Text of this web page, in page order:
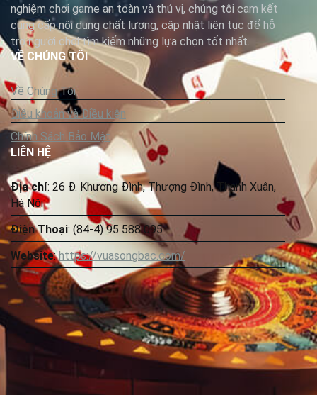
nghiệm chơi game an toàn và thú vị, chúng tôi cam kết
cung cấp nội dung chất lượng, cập nhật liên tục để hỗ
trợ người chơi tìm kiếm những lựa chọn tốt nhất.
VỀ CHÚNG TÔI
Về Chúng Tôi
Điều khoản và Điều kiện
Chính Sách Bảo Mật
LIÊN HỆ
Địa chỉ: 26 Đ. Khương Đình, Thượng Đình, Thanh Xuân,
Hà Nội
Điện Thoại: (84-4) 95 588 095
Website:https://vuasongbac.com/